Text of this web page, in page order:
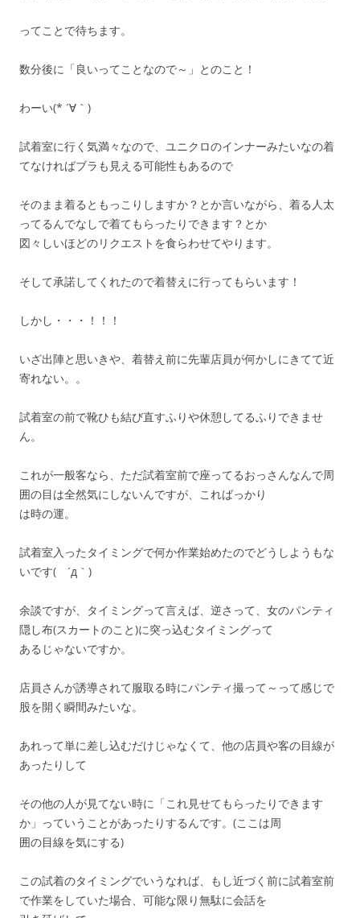
ってことで待ちます。
数分後に「良いってことなので～」とのこと！
わーい(* ´∀｀)
試着室に行く気満々なので、ユニクロのインナーみたいなの着
てなければブラも見える可能性もあるので
そのまま着るともっこりしますか？とか言いながら、着る人太
ってるんでなしで着てもらったりできます？とか
図々しいほどのリクエストを食らわせてやります。
そして承諾してくれたので着替えに行ってもらいます！
しかし・・・！！！
いざ出陣と思いきや、着替え前に先輩店員が何かしにきてて近
寄れない。。
試着室の前で靴ひも結び直すふりや休憩してるふりできませ
ん。
これが一般客なら、ただ試着室前で座ってるおっさんなんで周
囲の目は全然気にしないんですが、こればっかり
は時の運。
試着室入ったタイミングで何か作業始めたのでどうしようもな
いです( ´д｀)
余談ですが、タイミングって言えば、逆さって、女のパンティ
隠し布(スカートのこと)に突っ込むタイミングって
あるじゃないですか。
店員さんが誘導されて服取る時にパンティ撮って～って感じで
股を開く瞬間みたいな。
あれって単に差し込むだけじゃなくて、他の店員や客の目線が
あったりして
その他の人が見てない時に「これ見せてもらったりできます
か」っていうことがあったりするんです。(ここは周
囲の目線を気にする)
この試着のタイミングでいうなれば、もし近づく前に試着室前
で作業をしていた場合、可能な限り無駄に会話を